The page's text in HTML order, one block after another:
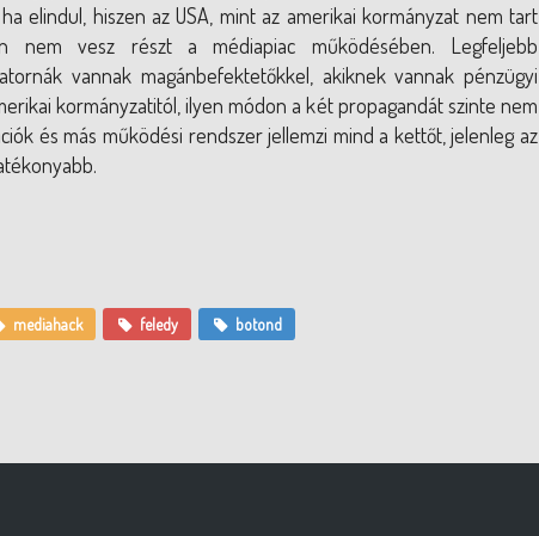
elindul, hiszen az USA, mint az amerikai kormányzat nem tart
nem vesz részt a médiapiac működésében. Legfeljebb
vannak magánbefektetőkkel, akiknek vannak pénzügyi
kormányzatitól, ilyen módon a két propagandát szinte nem
és más működési rendszer jellemzi mind a kettőt, jelenleg az
mediahack feledy botond